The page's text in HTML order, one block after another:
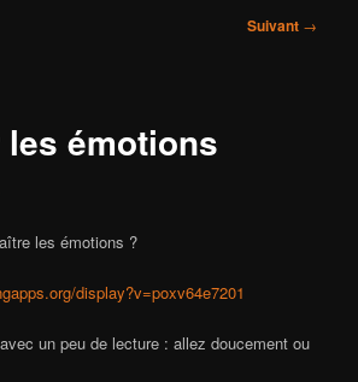
Suivant →
émotions
les émotions ?
display?v=poxv64e7201
un peu de lecture : allez doucement ou